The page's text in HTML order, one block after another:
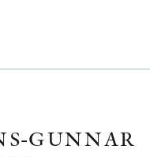
GUNNAR